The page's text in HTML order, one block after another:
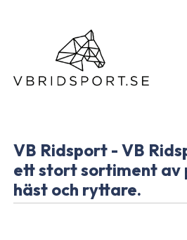
VB Ridsport - VB
ett stort sortiment
häst och ryttare.